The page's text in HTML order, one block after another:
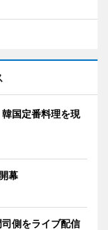
国定番料理を現
幕
側をライブ配信